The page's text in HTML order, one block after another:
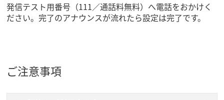
発信テスト用番号（111／通話料無料）へ電話をおかけく
ださい。完了のアナウンスが流れたら設定は完了です。
ご注意事項